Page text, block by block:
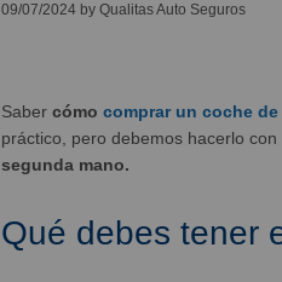
09/07/2024 by Qualitas Auto Seguros
Saber cómo comprar un coche
práctico, pero debemos hacerlo con
segunda mano.
Qué debes tener